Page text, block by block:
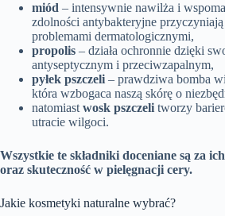
miód – intensywnie nawilża i
zdolności antybakteryjne
problemami dermatologicznymi,
propolis – działa ochronnie dzięki
antyseptycznym i przeciwzapalnym,
pyłek pszczeli – prawdziwa bomba
która wzbogaca naszą skórę o
natomiast wosk pszczeli tworzy
utracie wilgoci.
Wszystkie te składniki doceniane są za
oraz skuteczność w pielęgnacji cery.
Jakie kosmetyki naturalne wybrać?